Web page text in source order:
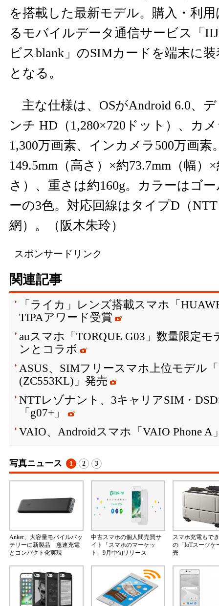
を搭載した最新モデル。購入・利
るモバイルデータ通信サービス「
ビスblank」のSIMカードを端末に
となる。
主な仕様は、OSがAndroid 6.0、
ンチ HD（1,280×720ドット）、カ
1,300万画素、インカメラ500万画素
149.5mm（高さ）×約73.7mm（幅）
さ）、重さは約160g。カラーはゴ
ーの3色。対応回線はタイプD（
網）。（阪木朱玲）
スポンサードリンク
関連記事
「ライカ」レンズ搭載スマホ「
TIPAアワード受賞
auスマホ「TORQUE G03」数量限定
ンとコラボ
ASUS、SIMフリースマホ上位モデル「
(ZC553KL)」発売
NTTレゾナント、3キャリアSIM・
「g07+」
VAIO、Androidスマホ「VAIO Phone A
写真ニュース 1 2 3
Anker、大容量モバイルバッ
テリーに新製品 急速充電
とコンパクト化実現
中古スマホの個人間売買サ
イト「スマホのマーケッ
ト」9月中旬リリース
スマホ充電もで
の「IoTスーツケ
売